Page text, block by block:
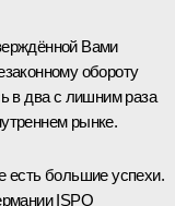
Вами
обороту
в два с лишним раза
рынке.
есть большие успехи.
ISPO